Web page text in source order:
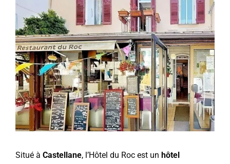
Situé à Castellane, l’Hôtel du Roc est un hôtel